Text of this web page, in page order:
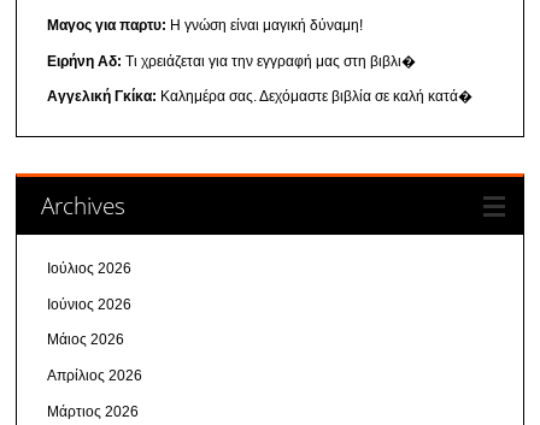
Μαγος για παρτυ: Η γνώση είναι μαγική δύναμη!
Ειρήνη Αδ: Τι χρειάζεται για την εγγραφή μας στη βιβλι�
Αγγελική Γκίκα: Καλημέρα σας. Δεχόμαστε βιβλία σε καλή κατά�
Archives
Ιούλιος 2026
Ιούνιος 2026
Μάιος 2026
Απρίλιος 2026
Μάρτιος 2026